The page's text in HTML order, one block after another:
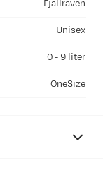
Fjällräven
Unisex
0 - 9 liter
OneSize